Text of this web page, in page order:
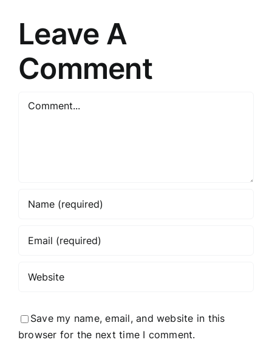
Leave A
Comment
Comment
Save my name, email, and website in this
browser for the next time I comment.